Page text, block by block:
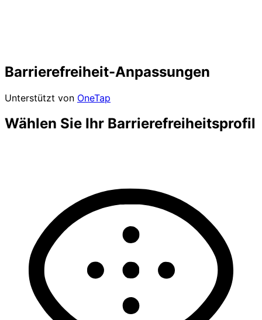
Barrierefreiheit-Anpassungen
Unterstützt von OneTap
Wählen Sie Ihr Barrierefreiheitsprofil